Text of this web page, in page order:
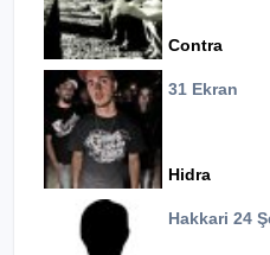
Contra
31 Ekran
Hidra
Hakkari 24